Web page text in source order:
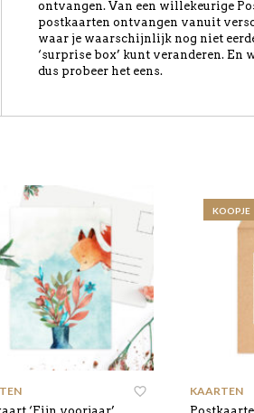
ontvangen. Van een willekeurige
postkaarten ontvangen vanuit
waar je waarschijnlijk nog niet
‘surprise box’ kunt veranderen.
dus probeer het eens.
KOOPJE
KAARTEN